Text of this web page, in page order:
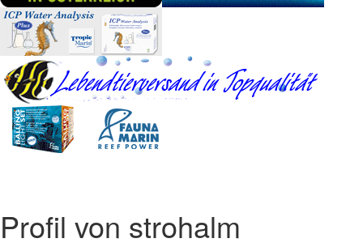
Profil von strohalm